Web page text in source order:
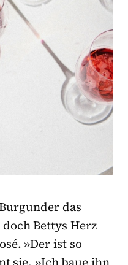
das
Bettys Herz
»Der ist so